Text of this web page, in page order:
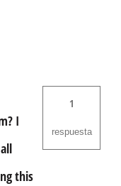
I
this
1
respuesta